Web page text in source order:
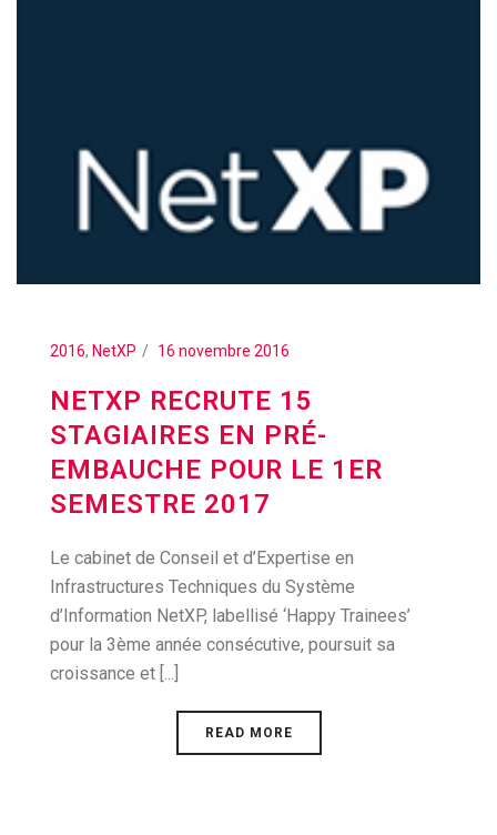
2016, NetXP 16 novembre 2016
NETXP RECRUTE 15
STAGIAIRES EN PRÉ-
EMBAUCHE POUR LE 1ER
SEMESTRE 2017
Le cabinet de Conseil et d’Expertise en
Infrastructures Techniques du Système
d’Information NetXP, labellisé ‘Happy Trainees’
pour la 3ème année consécutive, poursuit sa
croissance et [...]
READ MORE